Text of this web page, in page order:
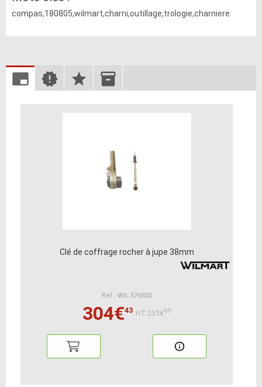
compas,180805,wilmart,charni,outillage,trologie,charniere
Clé de coffrage rocher à jupe 38mm
Ref : WIL 576502
304€43 HT:253€69